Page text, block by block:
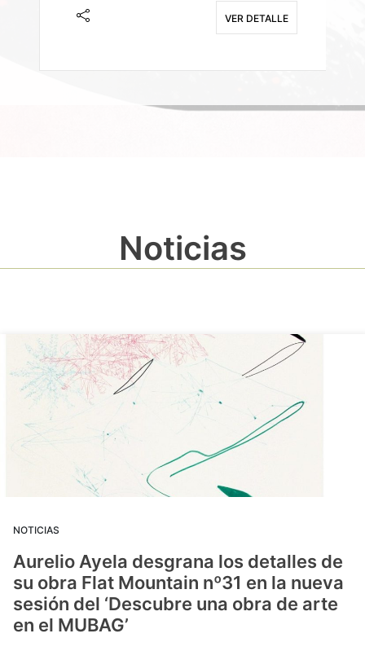
VER DETALLE
Noticias
NOTICIAS
Aurelio Ayela desgrana los detalles de
su obra Flat Mountain nº31 en la nueva
sesión del ‘Descubre una obra de arte
en el MUBAG’